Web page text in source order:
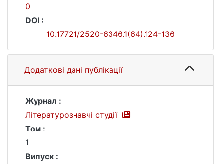
0
DOI :
10.17721/2520-6346.1(64).124-136
Додаткові дані публікації
Журнал :
Літературознавчі студії
Том :
1
Випуск :